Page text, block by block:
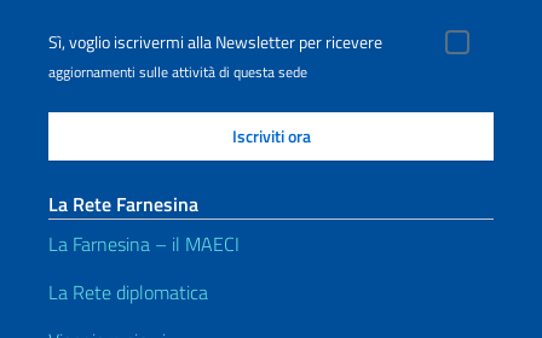
Sì, voglio iscrivermi alla Newsletter per ricevere
aggiornamenti sulle attività di questa sede
La Rete Farnesina
La Farnesina – il MAECI
La Rete diplomatica